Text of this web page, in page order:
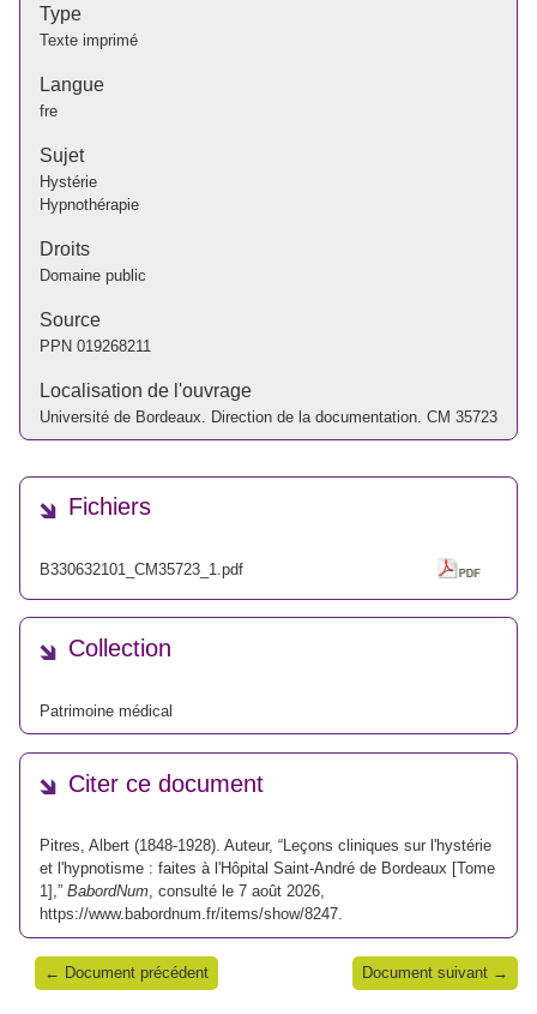
Type
Texte imprimé
Langue
fre
Sujet
Hystérie
Hypnothérapie
Droits
Domaine public
Source
PPN 019268211
Localisation de l'ouvrage
Université de Bordeaux. Direction de la documentation. CM 35723
Fichiers
B330632101_CM35723_1.pdf
Collection
Patrimoine médical
Citer ce document
Pitres, Albert (1848-1928). Auteur, “Leçons cliniques sur l'hystérie
et l'hypnotisme : faites à l'Hôpital Saint-André de Bordeaux [Tome
1],” BabordNum, consulté le 7 août 2026,
https://www.babordnum.fr/items/show/8247.
← Document précédent Document suivant →